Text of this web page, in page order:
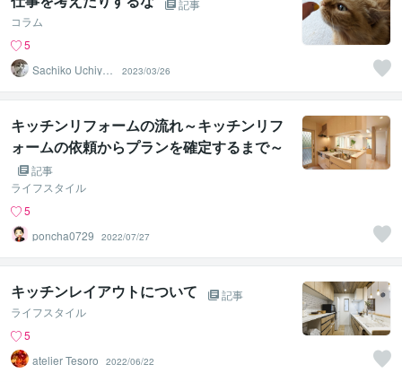
記事
コラム
5
Sachiko Uchiya
2023/03/26
キッチンリフォームの流れ～キッチンリフ
ォームの依頼からプランを確定するまで～
記事
ライフスタイル
5
poncha0729
2022/07/27
キッチンレイアウトについて
記事
ライフスタイル
5
atelier Tesoro
2022/06/22